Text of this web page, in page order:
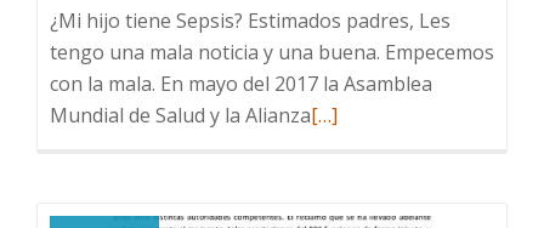
¿Mi hijo tiene Sepsis? Estimados padres, Les
tengo una mala noticia y una buena. Empecemos
con la mala. En mayo del 2017 la Asamblea
Mundial de Salud y la AlianzaLeer
[…]